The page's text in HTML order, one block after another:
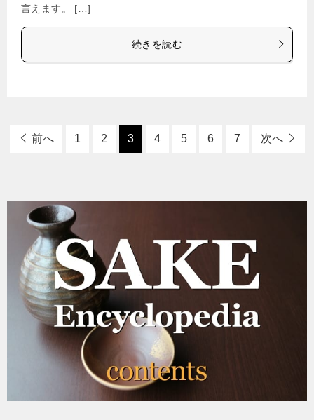
言えます。 […]
続きを読む
前へ 1 2 3 4 5 6 7 次へ